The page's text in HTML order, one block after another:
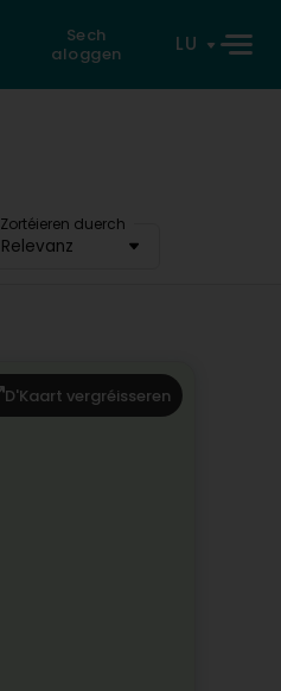
Sech
aloggen
LU
Zortéieren duerch
Relevanz
D'Kaart vergréisseren